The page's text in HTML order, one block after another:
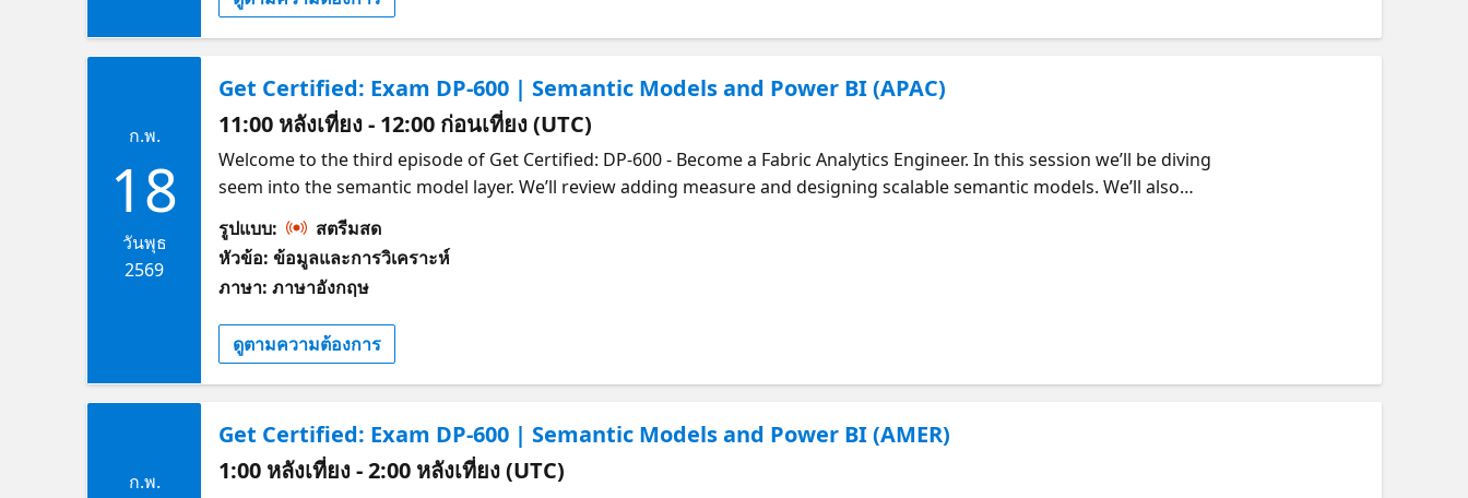
ก.พ.
18
วันพุธ
2569
Get Certified: Exam DP-600 | Semantic Models and Power BI (APAC)
11:00 หลังเที่ยง - 12:00 ก่อนเที่ยง (UTC)
Welcome to the third episode of Get Certified: DP-600 - Become a Fabric Analytics Engineer. In this session we’ll be diving
seem into the semantic model layer. We’ll review adding measure and designing scalable semantic models. We’ll also
discuss optimizing your model for Power BI performance and managing your Power BI assets. We’ll wrap things up with a
quick chat on enforcing your model security. For your convenience this session is available live in two time zones and on-
demand following the live presentations. Check out the alternate stream here.
รูปแบบ:
สตรีมสด
หัวข้อ: ข้อมูลและการวิเคราะห์
ภาษา: ภาษาอังกฤษ
ดูตามความต้องการ
ก.พ.
Get Certified: Exam DP-600 | Semantic Models and Power BI (AMER)
1:00 หลังเที่ยง - 2:00 หลังเที่ยง (UTC)